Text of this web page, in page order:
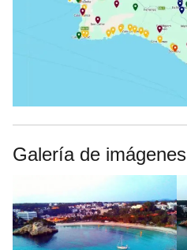
Galería de imágenes